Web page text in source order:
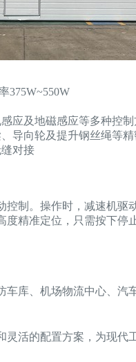
375W~550W
应及地磁感应等多种控
导向轮及提升钢丝绳等
对接
制。操作时，减速机驱
精准定位，只需按下停
库、机场物流中心、汽
活的配置方案，为现代